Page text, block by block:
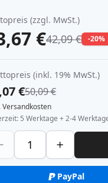
(zzgl. MwSt.)
€42,09 € -20%
(inkl. 19% MwSt.)
€50,09 €
Versandkosten
5 Werktage + 2-4
PayPal